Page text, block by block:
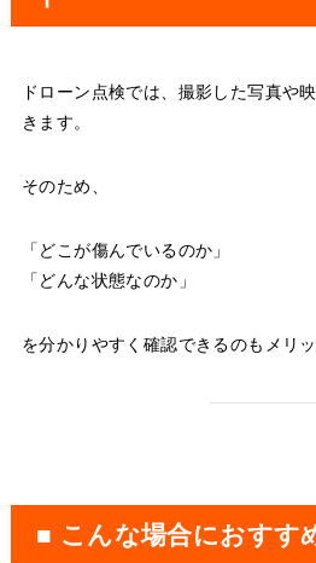
ドローン点検では、撮影した写真や
きます。
そのため、
「どこが傷んでいるのか」
「どんな状態なのか」
を分かりやすく確認できるのもメリッ
■ こんな場合におすす